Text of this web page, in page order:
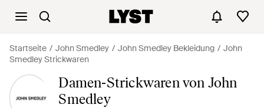
Startseite John Smedley John Smedley Bekleidung
John
Smedley Strickwaren
Damen-Strickwaren von John
Smedley